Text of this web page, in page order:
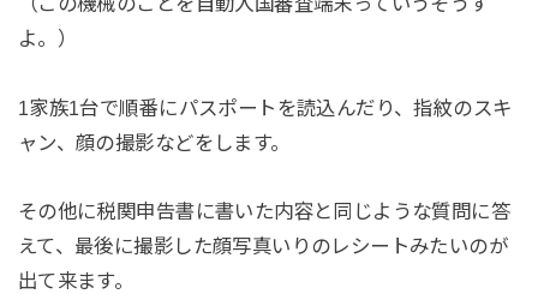
よ。）
1家族1台で順番にパスポートを読込んだり、指紋のスキ
ャン、顔の撮影などをします。
その他に税関申告書に書いた内容と同じような質問に答
えて、最後に撮影した顔写真いりのレシートみたいのが
出て来ます。